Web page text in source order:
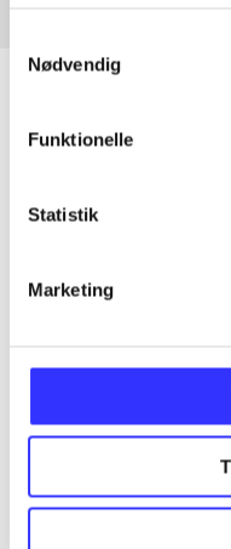
Nødvendig
Funktionelle
Statistik
Marketing
...
...